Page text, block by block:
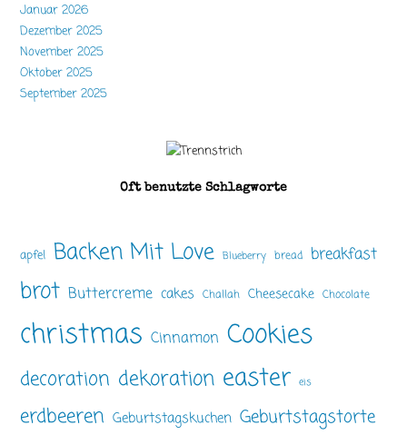
Januar 2026
Dezember 2025
November 2025
Oktober 2025
September 2025
Oft benutzte Schlagworte
apfel Backen Mit Love Blueberry bread breakfast
brot Buttercreme cakes Challah Cheesecake Chocolate
christmas Cinnamon Cookies
decoration dekoration easter eis
erdbeeren Geburtstagskuchen Geburtstagstorte